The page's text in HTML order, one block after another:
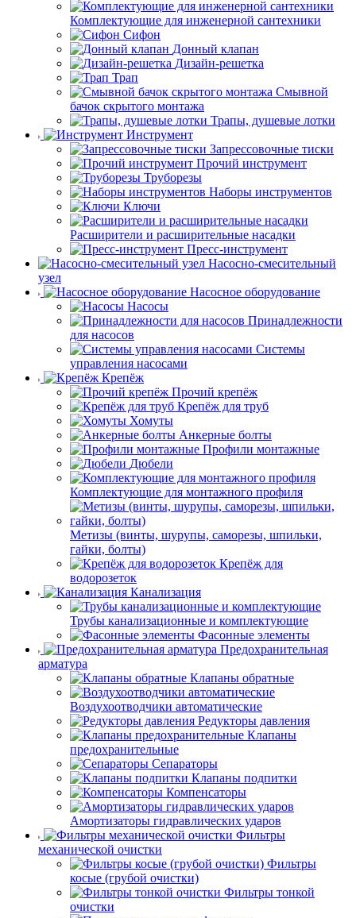
Комплектующие для инженерной сантехники
Сифон
Донный клапан
Дизайн-решетка
Трап
Смывной
бачок скрытого монтажа
Трапы, душевые лотки
Инструмент
Запрессовочные тиски
Прочий инструмент
Труборезы
Наборы инструментов
Ключи
Расширители и расширительные насадки
Пресс-инструмент
Насосно-смесительный
узел
Насосное оборудование
Насосы
Принадлежности
для насосов
Системы
управления насосами
Крепёж
Прочий крепёж
Крепёж для труб
Хомуты
Анкерные болты
Профили монтажные
Дюбели
Комплектующие для монтажного профиля
Метизы (винты, шурупы, саморезы, шпильки,
гайки, болты)
Крепёж для
водорозеток
Канализация
Трубы канализационные и комплектующие
Фасонные элементы
Предохранительная
арматура
Клапаны обратные
Воздухоотводчики автоматические
Редукторы давления
Клапаны
предохранительные
Сепараторы
Клапаны подпитки
Компенсаторы
Амортизаторы гидравлических ударов
Фильтры
механической очистки
Фильтры
косые (грубой очистки)
Фильтры тонкой
очистки